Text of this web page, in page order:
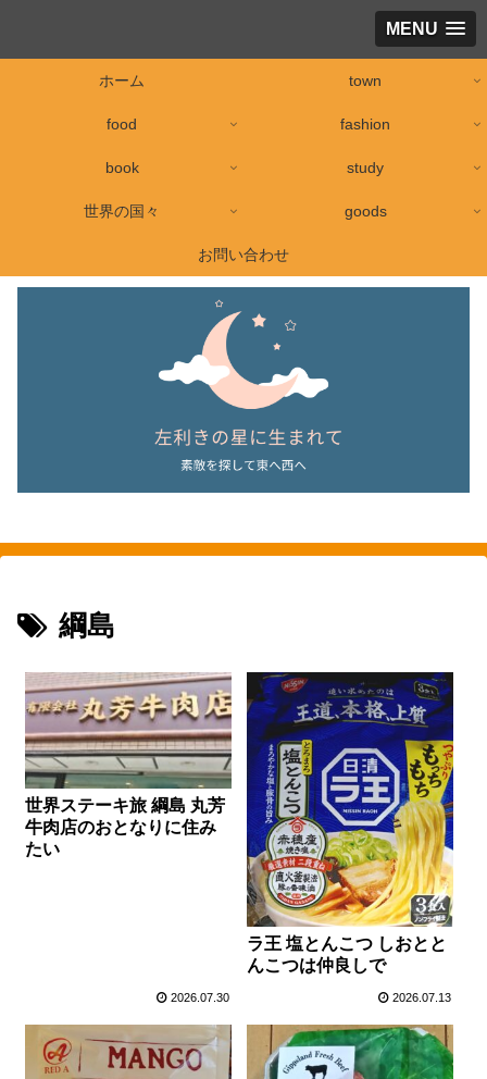
MENU
ホーム town
food fashion
book study
世界の国々 goods
お問い合わせ
綱島
世界ステーキ旅 綱島 丸芳
牛肉店のおとなりに住み
たい
2026.07.30
ラ王 塩とんこつ しおとと
んこつは仲良しで
2026.07.13